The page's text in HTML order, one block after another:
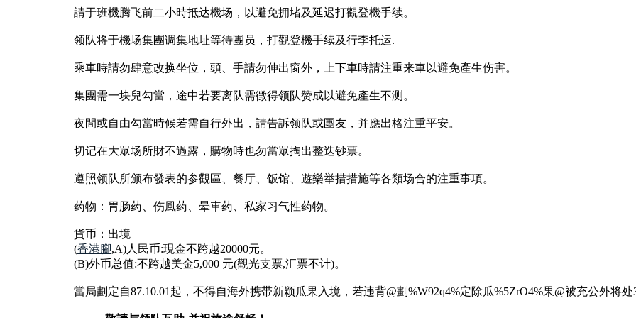
請于班機腾飞前二小時抵达機场，以避免拥堵及延迟打觀登機手续。
领队将于機场集團调集地址等待團员，打觀登機手续及行李托运.
乘車時請勿肆意改换坐位，頭、手請勿伸出窗外，上下車時請注重来車以避免產生伤害。
集團需一块兒勾當，途中若要离队需徴得领队赞成以避免產生不测。
夜間或自由勾當時候若需自行外出，請告訴领队或團友，并應出格注重平安。
切记在大眾场所財不過露，購物時也勿當眾掏出整迭钞票。
遵照领队所颁布發表的参觀區、餐厅、饭馆、遊樂举措措施等各類场合的注重事項。
药物：胃肠药、伤風药、晕車药、私家习气性药物。
貨币：出境
(香港腳,A)人民币:現金不跨越20000元。
(B)外币总值:不跨越美金5,000 元(觀光支票,汇票不计)。
當局劃定自87.10.01起，不得自海外携带新颖瓜果入境，若违背@劃%W92q4%定除瓜%5ZrO4%果@被充公外将处